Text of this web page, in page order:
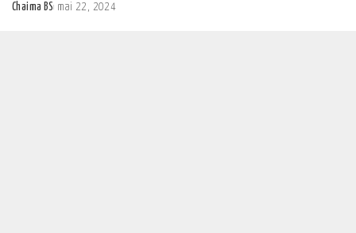
Chaima BS mai 22, 2024